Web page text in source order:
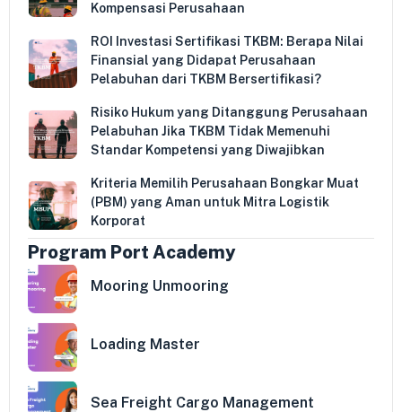
Kompensasi Perusahaan
ROI Investasi Sertifikasi TKBM: Berapa Nilai
Finansial yang Didapat Perusahaan
Pelabuhan dari TKBM Bersertifikasi?
Risiko Hukum yang Ditanggung Perusahaan
Pelabuhan Jika TKBM Tidak Memenuhi
Standar Kompetensi yang Diwajibkan
Kriteria Memilih Perusahaan Bongkar Muat
(PBM) yang Aman untuk Mitra Logistik
Korporat
Program Port Academy
Mooring Unmooring
Loading Master
Sea Freight Cargo Management